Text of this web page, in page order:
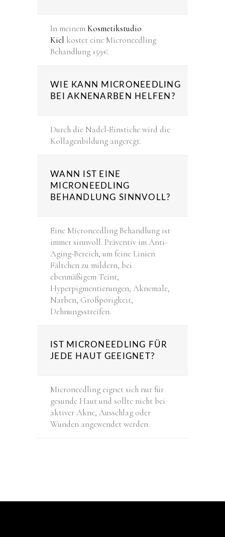
In meinemKosmetikstudio
Kiel kostet eine Microneedling
Behandlung 159€.
WIE KANN MICRONEEDLING
BEI AKNENARBEN HELFEN?
Durch die Nadel-Einstiche wird die
Kollagenbildung angeregt.
WANN IST EINE
MICRONEEDLING
BEHANDLUNG SINNVOLL?
Eine Microneedling Behandlung ist
immer sinnvoll. Präventiv im Anti-
Aging-Bereich, um feine Linien
Fältchen zu mildern, bei
ebenmäßigem Teint,
Hyperpigmentierungen, Aknemale,
Narben, Großporigkeit,
Dehnungsstreifen.
IST MICRONEEDLING FÜR
JEDE HAUT GEEIGNET?
Microneedling eignet sich nur für
gesunde Haut und sollte nicht bei
aktiver Akne, Ausschlag oder
Wunden angewendet werden.